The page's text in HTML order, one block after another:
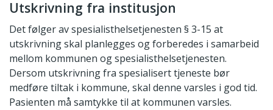
Utskrivning fra institusjon
Det følger av spesialisthelsetjenesten § 3-15 at
utskrivning skal planlegges og forberedes i samarbeid
mellom kommunen og spesialisthelsetjenesten.
Dersom utskrivning fra spesialisert tjeneste bør
medføre tiltak i kommune, skal denne varsles i god tid.
Pasienten må samtykke til at kommunen varsles.